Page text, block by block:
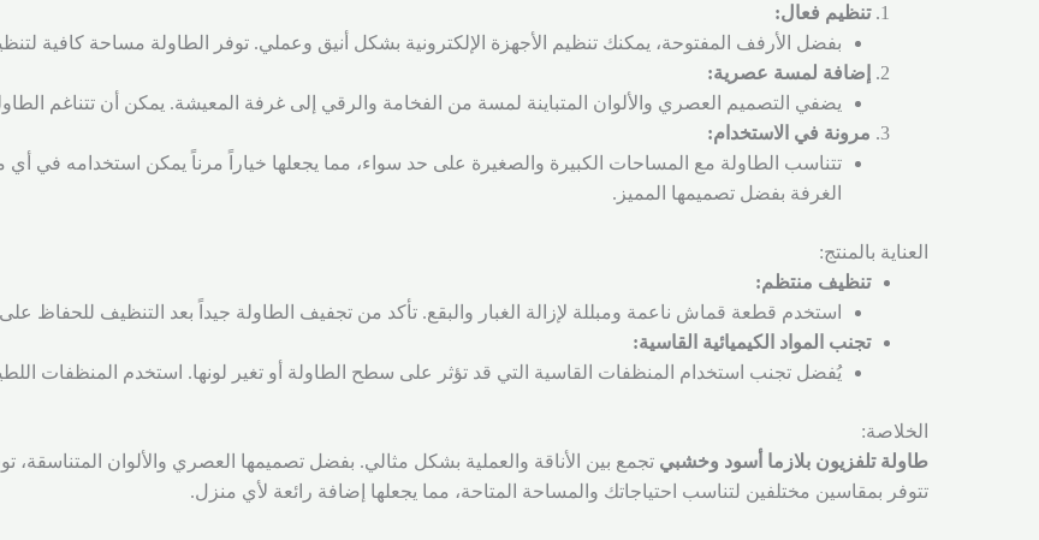
تنظيم فعال:
بفضل الأرفف المفتوحة، يمكنك تنظيم الأجهزة الإلكترونية بشكل أنيق وعملي. توفر الطاولة مساحة كافية
إضافة لمسة عصرية:
يضفي التصميم العصري والألوان المتباينة لمسة من الفخامة والرقي إلى غرفة المعيشة. يمكن أن تتناغم
مرونة في الاستخدام:
تتناسب الطاولة مع المساحات الكبيرة والصغيرة على حد سواء، مما يجعلها خياراً مرناً يمكن استخدامه في
الغرفة بفضل تصميمها المميز.
العناية بالمنتج:
تنظيف منتظم:
استخدم قطعة قماش ناعمة ومبللة لإزالة الغبار والبقع. تأكد من تجفيف الطاولة جيداً بعد التنظيف للحفاظ
تجنب المواد الكيميائية القاسية:
يُفضل تجنب استخدام المنظفات القاسية التي قد تؤثر على سطح الطاولة أو تغير لونها. استخدم المنظفات
الخلاصة:
طاولة تلفزيون بلازما أسود وخشبي تجمع بين الأناقة والعملية بشكل مثالي. بفضل تصميمها العصري والألوان المتناسقة،
تتوفر بمقاسين مختلفين لتناسب احتياجاتك والمساحة المتاحة، مما يجعلها إضافة رائعة لأي منزل.